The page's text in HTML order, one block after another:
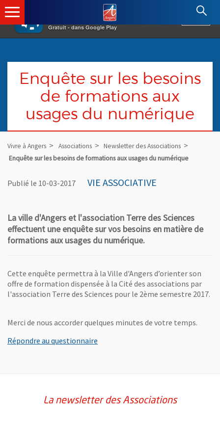
×
Gratuit - dans Google Play
Angers.fr : Retour à l'accueil
Enquête sur les besoins
de formations aux
usages du numérique
Vivre à Angers Associations
Newsletter des Associations
Enquête sur les besoins de formations aux usages du numérique
Publié le 10-03-2017 VIE ASSOCIATIVE
La ville d'Angers et l'association Terre des Sciences
effectuent une enquête sur vos besoins en matière de
formations aux usages du numérique.
Cette enquête permettra à la Ville d'Angers d’orienter son
offre de formation dispensée à la Cité des associations par
l'association Terre des Sciences pour le 2ème semestre 2017.
Merci de nous accorder quelques minutes de votre temps.
Répondre au questionnaire
La newsletter des Associations